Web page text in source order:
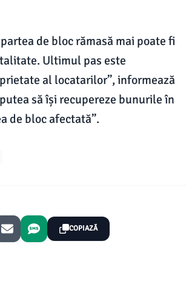
de bloc rămasă mai poate fi
Ultimul pas este
al locatarilor”, informează
să își recupereze bunurile în
de bloc afectată”.
COPIAZĂ